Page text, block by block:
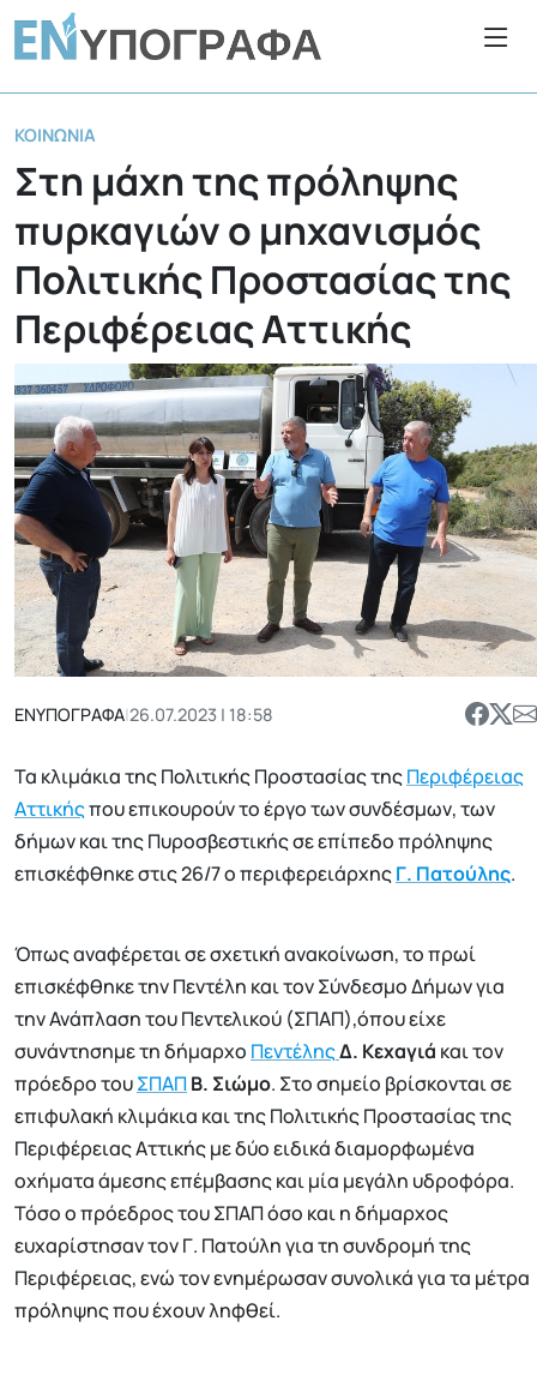
ΚΟΙΝΩΝΊΑ
Στη μάχη της πρόληψης
πυρκαγιών ο μηχανισμός
Πολιτικής Προστασίας της
Περιφέρειας Αττικής
ΕΝΥΠΟΓΡΑΦΑ|26.07.2023 | 18:58
Τα κλιμάκια της Πολιτικής Προστασίας τηςΠεριφέρειας
Αττικήςπου επικουρούν το έργο των συνδέσμων, των
δήμων και της Πυροσβεστικής σε επίπεδο πρόληψης
επισκέφθηκε στις 26/7 ο περιφερειάρχηςΓ. Πατούλης.
Όπως αναφέρεται σε σχετική ανακοίνωση, το πρωί
επισκέφθηκε την Πεντέλη και τον Σύνδεσμο Δήμων για
την Ανάπλαση του Πεντελικού (ΣΠΑΠ),όπου είχε
συνάντησημε τη δήμαρχο ΠεντέληςΔ. Κεχαγιά και τον
πρόεδρο τουΣΠΑΠΒ. Σιώμο. Στο σημείο βρίσκονται σε
επιφυλακή κλιμάκια και της Πολιτικής Προστασίας της
Περιφέρειας Αττικής με δύο ειδικά διαμορφωμένα
οχήματα άμεσης επέμβασης και μία μεγάλη υδροφόρα.
Τόσο ο πρόεδρος του ΣΠΑΠ όσο και η δήμαρχος
ευχαρίστησαν τον Γ. Πατούλη για τη συνδρομή της
Περιφέρειας, ενώ τον ενημέρωσαν συνολικά για τα μέτρα
πρόληψης που έχουν ληφθεί.